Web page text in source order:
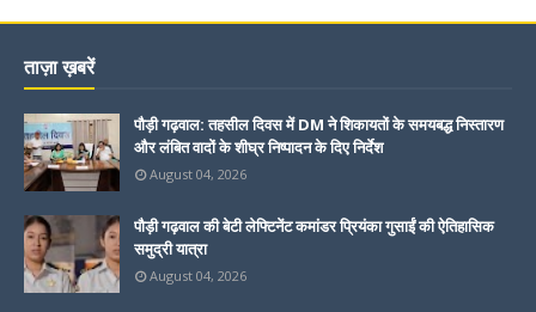
ताज़ा ख़बरें
पौड़ी गढ़वाल: तहसील दिवस में DM ने शिकायतों के समयबद्ध निस्तारण
और लंबित वादों के शीघ्र निष्पादन के दिए निर्देश
August 04, 2026
पौड़ी गढ़वाल की बेटी लेफ्टिनेंट कमांडर प्रियंका गुसाईं की ऐतिहासिक
समुद्री यात्रा
August 04, 2026